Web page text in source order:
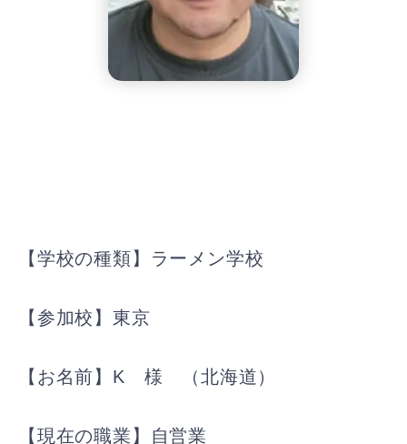
【学校の種類】ラーメン学校
【参加校】東京
【お名前】K 様 （北海道）
【現在の職業】自営業